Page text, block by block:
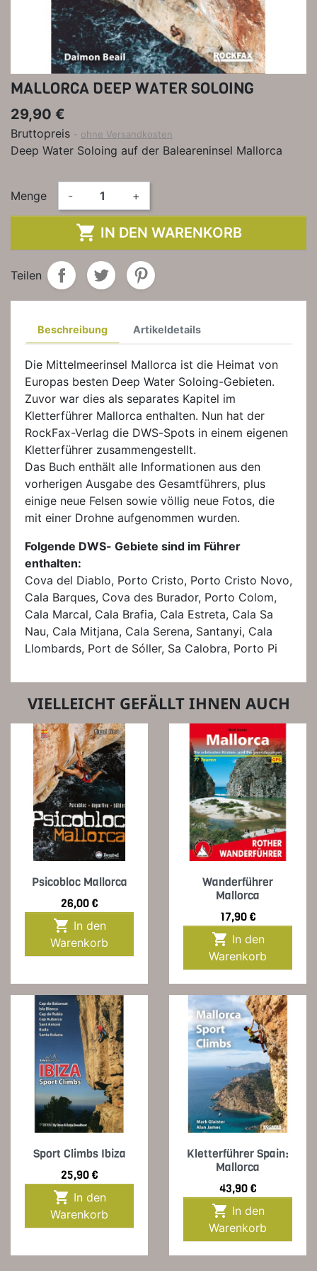
MALLORCA DEEP WATER SOLOING
29,90 €
Bruttopreis ohne Versandkosten
Deep Water Soloing auf der Baleareninsel Mallorca
Menge - +
 IN DEN WARENKORB
Teilen
Beschreibung Artikeldetails
Die Mittelmeerinsel Mallorca ist die Heimat von
Europas besten Deep Water Soloing-Gebieten.
Zuvor war dies als separates Kapitel im
Kletterführer Mallorca enthalten. Nun hat der
RockFax-Verlag die DWS-Spots in einem eigenen
Kletterführer zusammengestellt.
Das Buch enthält alle Informationen aus den
vorherigen Ausgabe des Gesamtführers, plus
einige neue Felsen sowie völlig neue Fotos, die
mit einer Drohne aufgenommen wurden.
Folgende DWS- Gebiete sind im Führer
enthalten:
Cova del Diablo, Porto Cristo, Porto Cristo Novo,
Cala Barques, Cova des Burador, Porto Colom,
Cala Marcal, Cala Brafia, Cala Estreta, Cala Sa
Nau, Cala Mitjana, Cala Serena, Santanyi, Cala
Llombards, Port de Sóller, Sa Calobra, Porto Pi
VIELLEICHT GEFÄLLT IHNEN AUCH
Psicobloc Mallorca
Preis
26,00 €

Warenkorb
Wanderführer
Mallorca
Preis
17,90 €

Warenkorb
Sport Climbs Ibiza
Preis
25,90 €

Warenkorb
Kletterführer Spain:
Mallorca
Preis
43,90 €

Warenkorb